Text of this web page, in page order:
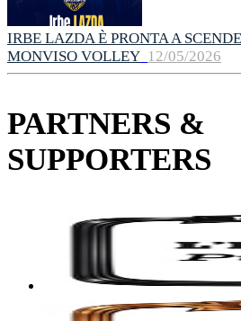
IRBE LAZDA È PRONTA A
MONVISO VOLLEY 12/05/2026
PARTNERS &
SUPPORTERS